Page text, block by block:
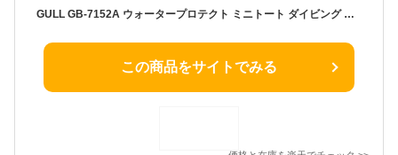
GULL GB-7152A ウォータープロテクト ミニトート ダイビング バッグガル ギアバッグ 器材バッグ ドライバッグ 防水バッグ ビーチバッグマリンバッグ トートバッグ
この商品をサイトでみる